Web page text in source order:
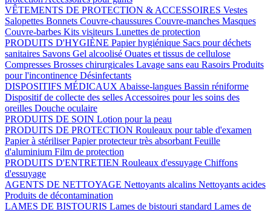
VÊTEMENTS DE PROTECTION & ACCESSOIRES Vestes
Salopettes Bonnets Couvre-chaussures Couvre-manches Masques
Couvre-barbes Kits visiteurs Lunettes de protection
PRODUITS D'HYGIÈNE Papier hygiénique Sacs pour déchets
sanitaires Savons Gel alcoolisé Ouates et tissus de cellulose
Compresses Brosses chirurgicales Lavage sans eau Rasoirs Produits
pour l'incontinence Désinfectants
DISPOSITIFS MÉDICAUX Abaisse-langues Bassin réniforme
Dispositif de collecte des selles Accessoires pour les soins des
oreilles Douche oculaire
PRODUITS DE SOIN Lotion pour la peau
PRODUITS DE PROTECTION Rouleaux pour table d'examen
Papier à stériliserPapier protecteur très absorbant Feuille
d'aluminium Film de protection
PRODUITS D'ENTRETIEN Rouleaux d'essuyage Chiffons
d'essuyage
AGENTS DE NETTOYAGE Nettoyants alcalins Nettoyants acides
Produits de décontamination
LAMES DE BISTOURIS Lames de bistouri standard Lames de